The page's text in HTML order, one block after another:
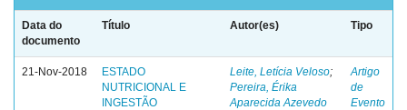
Data do
documento
Título Autor(es) Tipo
21-Nov-2018
ESTADO
NUTRICIONAL E
INGESTÃO
Leite, Letícia Veloso;
Pereira, Érika
Aparecida Azevedo
Artigo
de
Evento